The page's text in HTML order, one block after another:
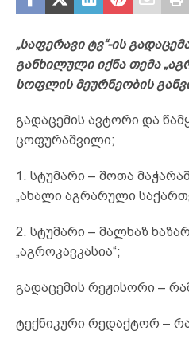
„საფერავი ტვ“-ის
განხილული იქნა თემა
სოფლის მეურნეობის
გადაცემის ავტორი და
ცოფურაშვილი;
1. სტუმარი – შოთა
„ახალი აგრარული
2. სტუმარი – მალხაზ
„აგროკავკასია“;
გადაცემის რეჟისორი –
ტექნიკური რედაქტორ –